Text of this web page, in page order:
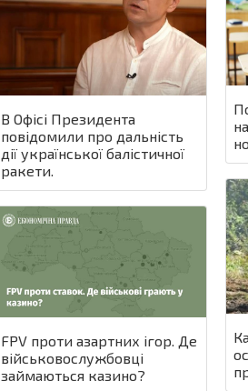
В Офісі Президента
повідомили про дальність
дії української балістичної
ракети.
FPV проти азартних ігор. Де
військовослужбовці
займаються казино?